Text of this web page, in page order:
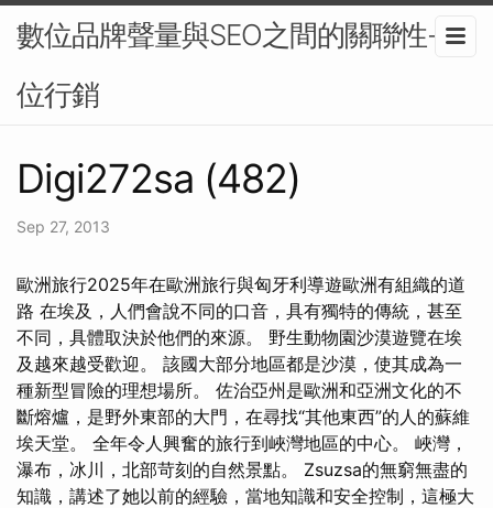
數位品牌聲量與SEO之間的關聯性-數
位行銷
Digi272sa (482)
Sep 27, 2013
歐洲旅行2025年在歐洲旅行與匈牙利導遊歐洲有組織的道
路 在埃及，人們會說不同的口音，具有獨特的傳統，甚至
不同，具體取決於他們的來源。 野生動物園沙漠遊覽在埃
及越來越受歡迎。 該國大部分地區都是沙漠，使其成為一
種新型冒險的理想場所。 佐治亞州是歐洲和亞洲文化的不
斷熔爐，是野外東部的大門，在尋找“其他東西”的人的蘇維
埃天堂。 全年令人興奮的旅行到峽灣地區的中心。 峽灣，
瀑布，冰川，北部苛刻的自然景點。 Zsuzsa的無窮無盡的
知識，講述了她以前的經驗，當地知識和安全控制，這極大